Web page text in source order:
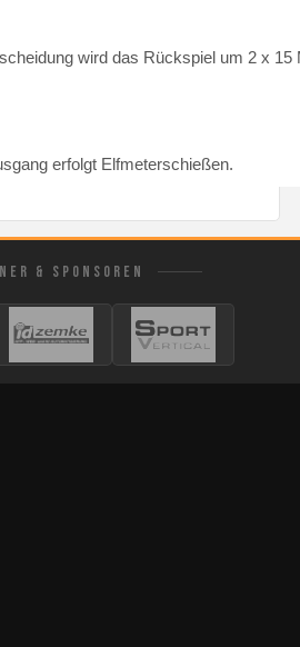
wird das Rückspiel um 2 x 15
erfolgt Elfmeterschießen.
& SPONSOREN